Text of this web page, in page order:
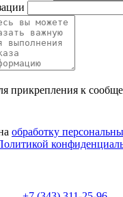
прикрепления к
обработку